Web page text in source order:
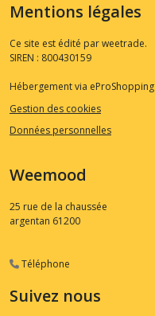
Mentions légales
Ce site est édité par weetrade.
SIREN : 800430159
Hébergement via eProShopping
Gestion des cookies
Données personnelles
Weemood
25 rue de la chaussée
argentan 61200
Téléphone
Suivez nous